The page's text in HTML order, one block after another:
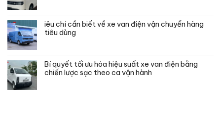
iêu chí cần biết về xe van điện vận chuyển hàng
tiêu dùng
Bí quyết tối ưu hóa hiệu suất xe van điện bằng
chiến lược sạc theo ca vận hành